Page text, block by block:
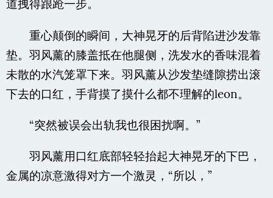
道拽得踉跄一步。
重心颠倒的瞬间，大神晃牙的后背陷进沙发靠
垫。羽风薰的膝盖抵在他腿侧，洗发水的香味混着
未散的水汽笼罩下来。羽风薰从沙发垫缝隙捞出滚
下去的口红，手背摸了摸什么都不理解的leon。
“突然被误会出轨我也很困扰啊。”
羽风薰用口红底部轻轻抬起大神晃牙的下巴，
金属的凉意激得对方一个激灵，“所以，”